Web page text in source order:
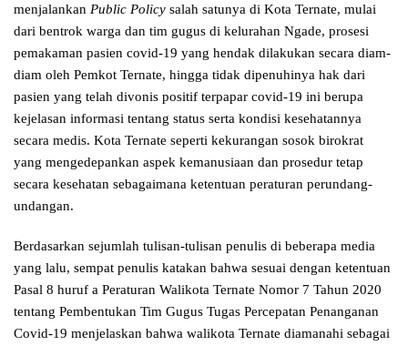
menjalankan Public Policy salah satunya di Kota Ternate, mulai
dari bentrok warga dan tim gugus di kelurahan Ngade, prosesi
pemakaman pasien covid-19 yang hendak dilakukan secara diam-
diam oleh Pemkot Ternate, hingga tidak dipenuhinya hak dari
pasien yang telah divonis positif terpapar covid-19 ini berupa
kejelasan informasi tentang status serta kondisi kesehatannya
secara medis. Kota Ternate seperti kekurangan sosok birokrat
yang mengedepankan aspek kemanusiaan dan prosedur tetap
secara kesehatan sebagaimana ketentuan peraturan perundang-
undangan.
Berdasarkan sejumlah tulisan-tulisan penulis di beberapa media
yang lalu, sempat penulis katakan bahwa sesuai dengan ketentuan
Pasal 8 huruf a Peraturan Walikota Ternate Nomor 7 Tahun 2020
tentang Pembentukan Tim Gugus Tugas Percepatan Penanganan
Covid-19 menjelaskan bahwa walikota Ternate diamanahi sebagai